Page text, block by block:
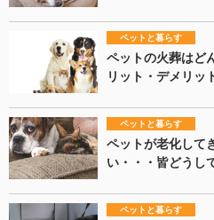
ペットと暮らす
ペットの火葬はど
リット・デメリッ
ペットと暮らす
ペットが老化して
い・・・皆どうし
ペットと暮らす